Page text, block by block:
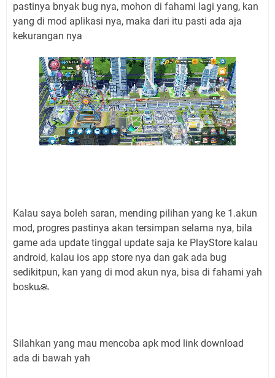
pastinya bnyak bug nya, mohon di fahami lagi yang, kan
yang di mod aplikasi nya, maka dari itu pasti ada aja
kekurangan nya
Kalau saya boleh saran, mending pilihan yang ke 1.akun
mod, progres pastinya akan tersimpan selama nya, bila
game ada update tinggal update saja ke PlayStore kalau
android, kalau ios app store nya dan gak ada bug
sedikitpun, kan yang di mod akun nya, bisa di fahami yah
bosku🙏
Silahkan yang mau mencoba apk mod link download
ada di bawah yah